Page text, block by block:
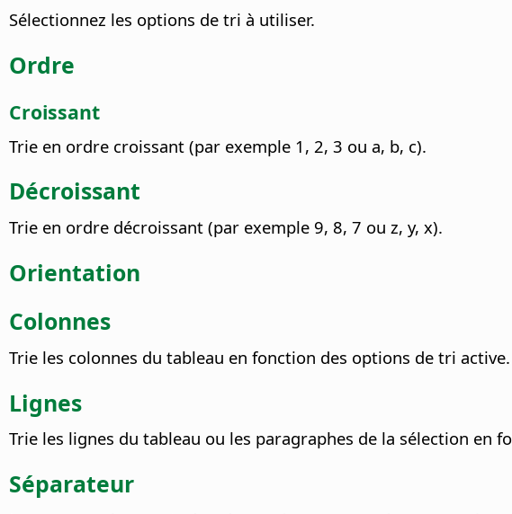
Sélectionnez les options de tri à utiliser.
Ordre
Croissant
Trie en ordre croissant (par exemple 1, 2, 3 ou a, b, c).
Décroissant
Trie en ordre décroissant (par exemple 9, 8, 7 ou z, y, x).
Orientation
Colonnes
Trie les colonnes du tableau en fonction des options de tri active.
Lignes
Trie les lignes du tableau ou les paragraphes de la sélection en
Séparateur